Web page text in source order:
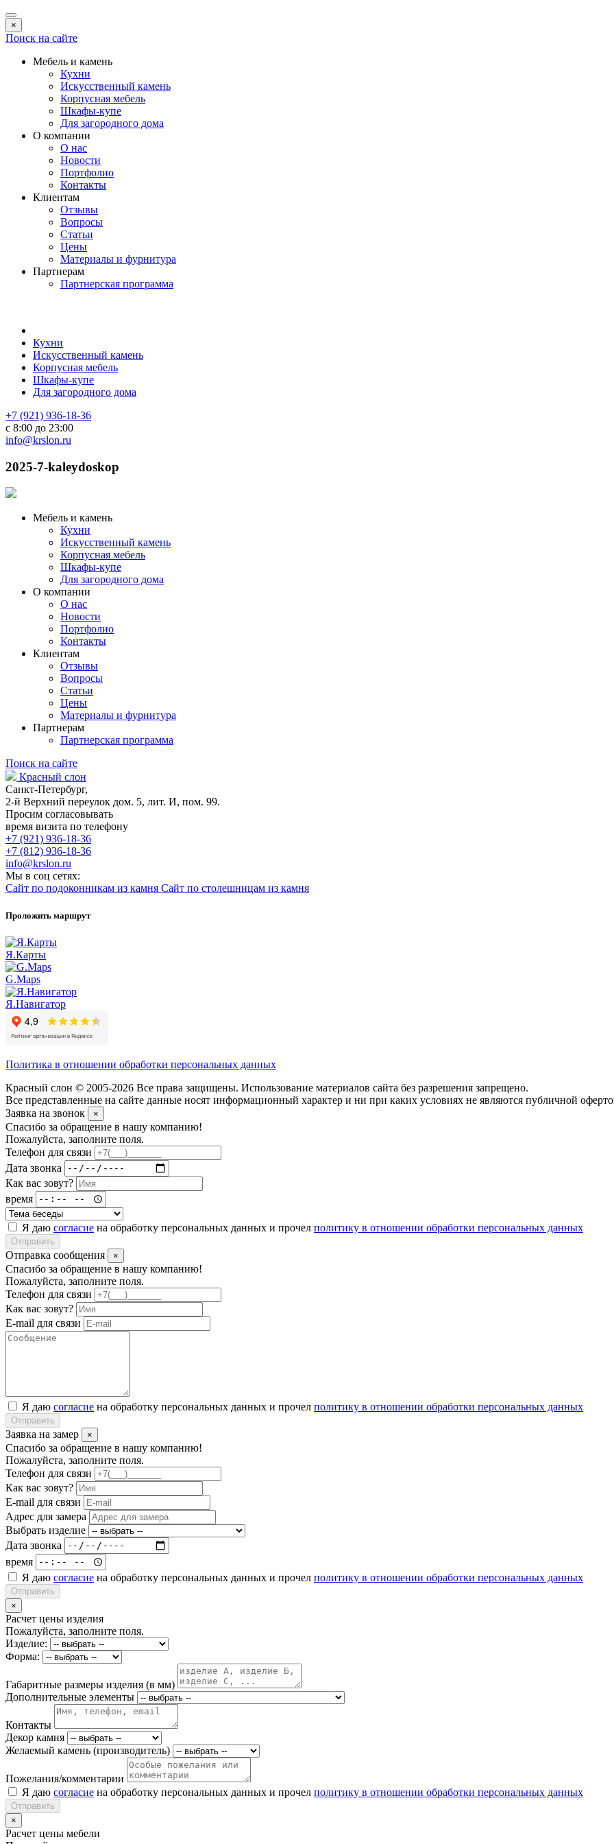
×
Поиск на сайте
Мебель и камень
Кухни
Искусственный камень
Корпусная мебель
Шкафы-купе
Для загородного дома
О компании
О нас
Новости
Портфолио
Контакты
Клиентам
Отзывы
Вопросы
Статьи
Цены
Материалы и фурнитура
Партнерам
Партнерская программа
Кухни
Искусственный камень
Корпусная мебель
Шкафы-купе
Для загородного дома
+7 (921) 936-18-36
с 8:00 до 23:00
info@krslon.ru
2025-7-kaleydoskop
Мебель и камень
Кухни
Искусственный камень
Корпусная мебель
Шкафы-купе
Для загородного дома
О компании
О нас
Новости
Портфолио
Контакты
Клиентам
Отзывы
Вопросы
Статьи
Цены
Материалы и фурнитура
Партнерам
Партнерская программа
Поиск на сайте
Красный слон
Санкт-Петербург,
2-й Верхний переулок дом. 5, лит. И, пом. 99.
Просим согласовывать
время визита по телефону
+7 (921) 936-18-36
+7 (812) 936-18-36
info@krslon.ru
Мы в соц сетях:
Сайт по подоконникам из камня Сайт по столешницам из камня
Проложить маршрут
Я.Карты
G.Maps
Я.Навигатор
Политика в отношении обработки персональных данных
Красный слон © 2005-2026 Все права защищены. Использование материалов сайта без разрешения запрещено.
Все представленные на сайте данные носят информационный характер и ни при каких условиях не являются публичной
Заявка на звонок
×
Спасибо за обращение в нашу компанию!
Пожалуйста, заполните поля.
Телефон для связи
Дата звонка
Как вас зовут?
время
Я даю согласие на обработку персональных данных и прочел политику в отношении обработки персональных данных
Отправить
Отправка сообщения ×
Спасибо за обращение в нашу компанию!
Пожалуйста, заполните поля.
Телефон для связи
Как вас зовут?
E-mail для связи
Я даю согласие на обработку персональных данных и прочел политику в отношении обработки персональных данных
Отправить
Заявка на замер ×
Спасибо за обращение в нашу компанию!
Пожалуйста, заполните поля.
Телефон для связи
Как вас зовут?
E-mail для связи
Адрес для замера
Выбрать изделие
Дата звонка
время
Я даю согласие на обработку персональных данных и прочел политику в отношении обработки персональных данных
Отправить
×
Расчет цены изделия
Пожалуйста, заполните поля.
Изделие:
Форма:
Габаритные размеры изделия (в мм)
Дополнительные элементы
Контакты
Декор камня
Желаемый камень (производитель)
Пожелания/комментарии
Я даю согласие на обработку персональных данных и прочел политику в отношении обработки персональных данных
Отправить
×
Расчет цены мебели